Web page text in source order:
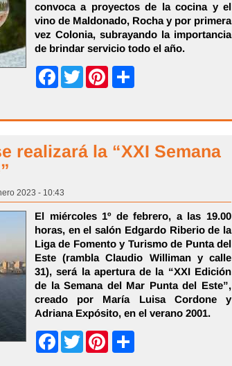
convoca a proyectos de la cocina y el
vino de Maldonado, Rocha y por primera
vez Colonia, subrayando la importancia
de brindar servicio todo el año.
FacebookTwitter Pinterest
realizará la “XXI Semana
2023 - 10:43
El miércoles 1º de febrero, a las 19.00
horas, en el salón Edgardo Riberio de la
Liga de Fomento y Turismo de Punta del
Este (rambla Claudio Williman y calle
31), será la apertura de la “XXI Edición
de la Semana del Mar Punta del Este”,
creado por María Luisa Cordone y
Adriana Expósito, en el verano 2001.
FacebookTwitter Pinterest